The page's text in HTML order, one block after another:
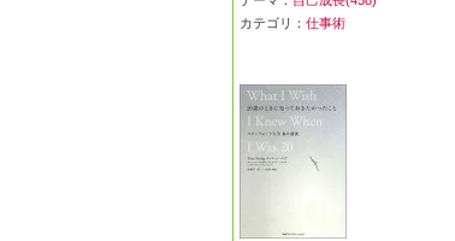
カテゴリ： 仕事術